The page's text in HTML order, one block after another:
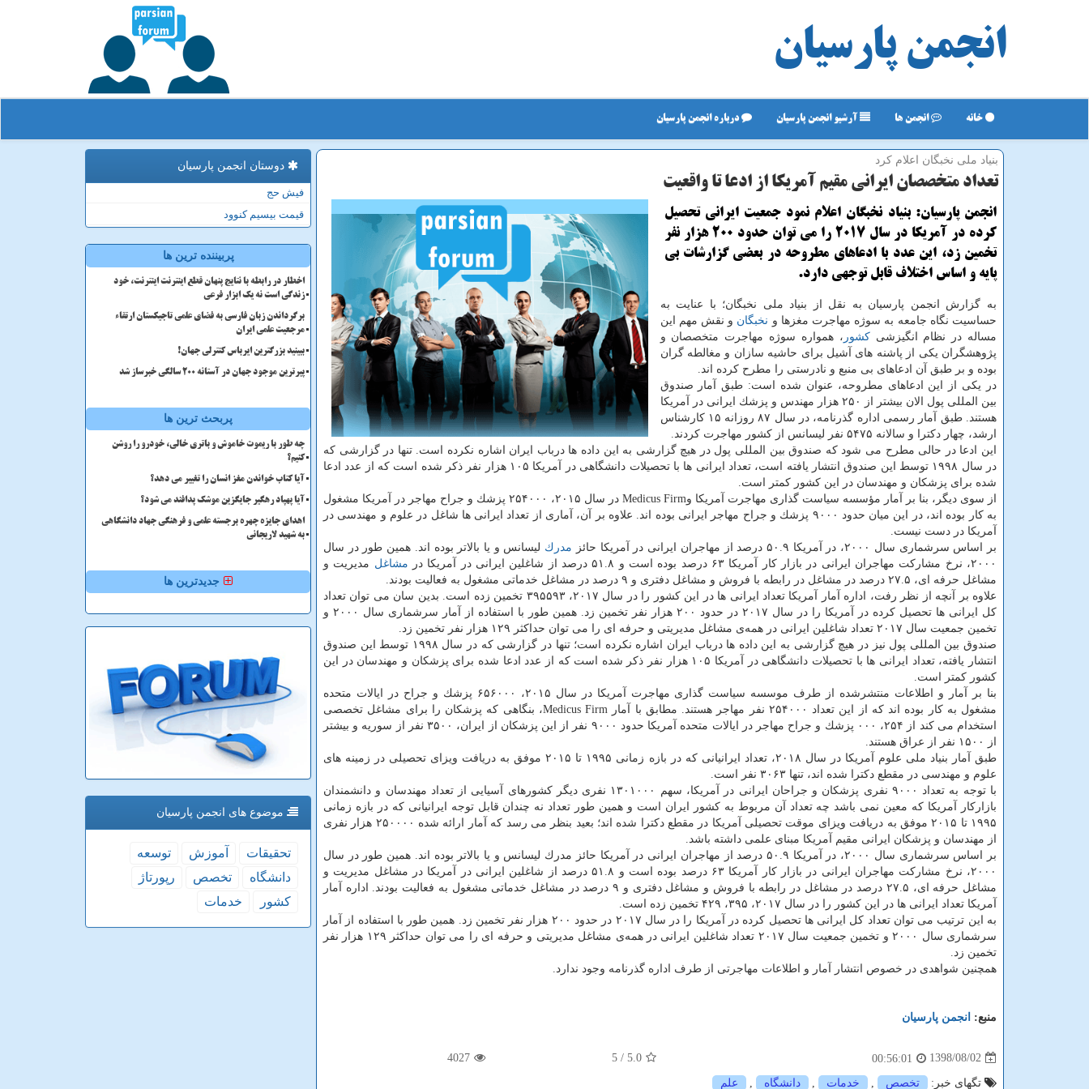
انجمن پارسیان
خانه انجمن ها آرشیو انجمن پارسیان درباره انجمن پارسیان
بنیاد ملی نخبگان اعلام كرد
تعداد متخصصان ایرانی مقیم آمریكا از ادعا تا واقعیت
انجمن پارسیان: بنیاد نخبگان اعلام نمود جمعیت ایرانی تحصیل
كرده در آمریكا در سال 2017 را می توان حدود 200 هزار نفر
تخمین زد، این عدد با ادعاهای مطروحه در بعضی گزارشات بی
پایه و اساس اختلاف قابل توجهی دارد.
به گزارش انجمن پارسیان به نقل از بنیاد ملی نخبگان؛ با عنایت به
حساسیت نگاه جامعه به سوژه مهاجرت مغزها و نخبگان و نقش مهم این
مساله در نظام انگیزشیكشور ، همواره سوژه مهاجرت متخصصان و
پژوهشگران یكی از پاشنه های آشیل برای حاشیه سازان و مغالطه گران
بوده و بر طبق آن ادعاهای بی منبع و نادرستی را مطرح كرده اند.
در یكی از این ادعاهای مطروحه، عنوان شده است: طبق آمار صندوق
بین المللی پول الان بیشتر از ۲۵۰ هزار مهندس و پزشك ایرانی در آمریكا
هستند. طبق آمار رسمی اداره گذرنامه، در سال ۸۷ روزانه ۱۵ كارشناس
ارشد، چهار دكترا و سالانه ۵۴۷۵ نفر لیسانس از كشور مهاجرت كردند.
این ادعا در حالی مطرح می شود كه صندوق بین المللی پول در هیچ گزارشی به این داده ها درباب ایران اشاره نكرده است. تنها در گزارشی كه
در سال ۱۹۹۸ توسط این صندوق انتشار یافته است، تعداد ایرانی ها با تحصیلات دانشگاهی در آمریكا ۱۰۵ هزار نفر ذكر شده است كه از عدد ادعا
شده برای پزشكان و مهندسان در این كشور كمتر است.
از سوی دیگر، بنا بر آمار مؤسسه سیاست گذاری مهاجرت آمریكا وMedicus Firm در سال ۲۰۱۵، ۲۵۴۰۰۰ پزشك و جراح مهاجر در آمریكا مشغول
به كار بوده اند، در این میان حدود ۹۰۰۰ پزشك و جراح مهاجر ایرانی بوده اند. علاوه بر آن، آماری از تعداد ایرانی ها شاغل در علوم و مهندسی در
آمریكا در دست نیست.
بر اساس سرشماری سال ۲۰۰۰، در آمریكا ۵۰.۹ درصد از مهاجران ایرانی در آمریكا حائز
مدرك لیسانس و یا بالاتر بوده اند. همین طور در سال
۲۰۰۰، نرخ مشاركت مهاجران ایرانی در بازار كار آمریكا ۶۳ درصد بوده است و ۵۱.۸ درصد از شاغلین ایرانی در آمریكا در
مشاغل مدیریت و
مشاغل حرفه ای، ۲۷.۵ درصد در مشاغل در رابطه با فروش و مشاغل دفتری و ۹ درصد در مشاغل خدماتی مشغول به فعالیت بودند.
علاوه بر آنچه از نظر رفت، اداره آمار آمریكا تعداد ایرانی ها در این كشور را در سال ۲۰۱۷، ۳۹۵۵۹۳ تخمین زده است. بدین سان می توان تعداد
كل ایرانی ها تحصیل كرده در آمریكا را در سال ۲۰۱۷ در حدود ۲۰۰ هزار نفر تخمین زد. همین طور با استفاده از آمار سرشماری سال ۲۰۰۰ و
تخمین جمعیت سال ۲۰۱۷ تعداد شاغلین ایرانی در همه‌ی مشاغل مدیریتی و حرفه ای را می توان حداكثر ۱۲۹ هزار نفر تخمین زد.
صندوق بین المللی پول نیز در هیچ گزارشی به این داده ها درباب ایران اشاره نكرده است؛ تنها در گزارشی كه در سال ۱۹۹۸ توسط این صندوق
انتشار یافته، تعداد ایرانی ها با تحصیلات دانشگاهی در آمریكا ۱۰۵ هزار نفر ذكر شده است كه از عدد ادعا شده برای پزشكان و مهندسان در این
كشور كمتر است.
بنا بر آمار و اطلاعات منتشرشده از طرف موسسه سیاست گذاری مهاجرت آمریكا در سال ۲۰۱۵، ۶۵۶۰۰۰ پزشك و جراح در ایالات متحده
مشغول به كار بوده اند كه از این تعداد ۲۵۴۰۰۰ نفر مهاجر هستند. مطابق با آمار Medicus Firm، بنگاهی كه پزشكان را برای مشاغل تخصصی
استخدام می كند از ۲۵۴، ۰۰۰ پزشك و جراح مهاجر در ایالات متحده آمریكا حدود ۹۰۰۰ نفر از این پزشكان از ایران، ۳۵۰۰ نفر از سوریه و بیشتر
از ۱۵۰۰ نفر از عراق هستند.
طبق آمار بنیاد ملی علوم آمریكا در سال ۲۰۱۸، تعداد ایرانیانی كه در بازه زمانی ۱۹۹۵ تا ۲۰۱۵ موفق به دریافت ویزای تحصیلی در زمینه های
علوم و مهندسی در مقطع دكترا شده اند، تنها ۳۰۶۳ نفر است.
با توجه به تعداد ۹۰۰۰ نفری پزشكان و جراحان ایرانی در آمریكا، سهم ۱۳۰۱۰۰۰ نفری دیگر كشورهای آسیایی از تعداد مهندسان و دانشمندان
بازاركار آمریكا كه معین نمی باشد چه تعداد آن مربوط به كشور ایران است و همین طور تعداد نه چندان قابل توجه ایرانیانی كه در بازه زمانی
۱۹۹۵ تا ۲۰۱۵ موفق به دریافت ویزای موقت تحصیلی آمریكا در مقطع دكترا شده اند؛ بعید بنظر می رسد كه آمار ارائه شده ۲۵۰۰۰۰ هزار نفری
از مهندسان و پزشكان ایرانی مقیم آمریكا مبنای علمی داشته باشد.
بر اساس سرشماری سال ۲۰۰۰، در آمریكا ۵۰.۹ درصد از مهاجران ایرانی در آمریكا حائز مدرك لیسانس و یا بالاتر بوده اند. همین طور در سال
۲۰۰۰، نرخ مشاركت مهاجران ایرانی در بازار كار آمریكا ۶۳ درصد بوده است و ۵۱.۸ درصد از شاغلین ایرانی در آمریكا در مشاغل مدیریت و
مشاغل حرفه ای، ۲۷.۵ درصد در مشاغل در رابطه با فروش و مشاغل دفتری و ۹ درصد در مشاغل خدماتی مشغول به فعالیت بودند. اداره آمار
آمریكا تعداد ایرانی ها در این كشور را در سال ۲۰۱۷، ۳۹۵، ۴۲۹ تخمین زده است.
به این ترتیب می توان تعداد كل ایرانی ها تحصیل كرده در آمریكا را در سال ۲۰۱۷ در حدود ۲۰۰ هزار نفر تخمین زد. همین طور با استفاده از آمار
سرشماری سال ۲۰۰۰ و تخمین جمعیت سال ۲۰۱۷ تعداد شاغلین ایرانی در همه‌ی مشاغل مدیریتی و حرفه ای را می توان حداكثر ۱۲۹ هزار نفر
تخمین زد.
همچنین شواهدی در خصوص انتشار آمار و اطلاعات مهاجرتی از طرف اداره گذرنامه وجود ندارد.
منبع: انجمن پارسیان
1398/08/02
00:56:01
5.0
/ 5
4027
تگهای خبر: تخصص خدمات دانشگاه علم
دوستان انجمن پارسیان
فیش حج
قیمت بیسیم کنوود
پربیننده ترین ها
اخطار در رابطه با نتایج پنهان قطع اینترنت اینترنت، خود
زندگی است نه یک ابزار فرعی
برگرداندن زبان فارسی به فضای علمی تاجیکستان ارتقاء
مرجعیت علمی ایران
ببینید بزرگترین ایرباس کنترلی جهان!
پیرترین موجود جهان در آستانه ۲۰۰ سالگی خبرساز شد
پربحث ترین ها
چه طور با ریموت خاموش و باتری خالی، خودرو را روشن
کنیم؟
آیا کتاب خواندن مغز انسان را تغییر می دهد؟
آیا پهپاد رهگیر جایگزین موشک پدافند می شود؟
اهدای جایزه چهره برجسته علمی و فرهنگی جهاد دانشگاهی
به شهید لاریجانی
جدیدترین ها
موضوع های انجمن پارسیان
تحقیقات آموزش
توسعه
دانشگاه
تخصص
رپورتاژ
كشور
خدمات